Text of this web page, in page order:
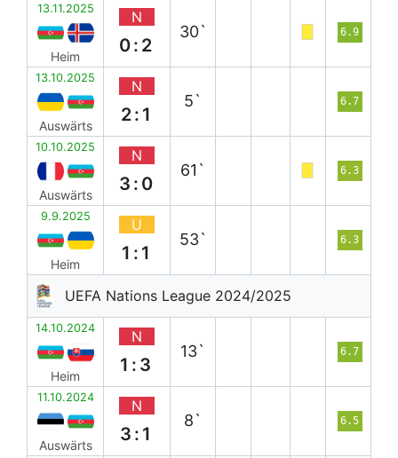
13.11.2025
Heim
N
0:2
30` 6.9
13.10.2025
Auswärts
N
2:1
5` 6.7
10.10.2025
Auswärts
N
3:0
61` 6.3
9.9.2025
Heim
U
1:1
53` 6.3
UEFA Nations League 2024/2025
14.10.2024
Heim
N
1:3
13` 6.7
11.10.2024
Auswärts
N
3:1
8` 6.5